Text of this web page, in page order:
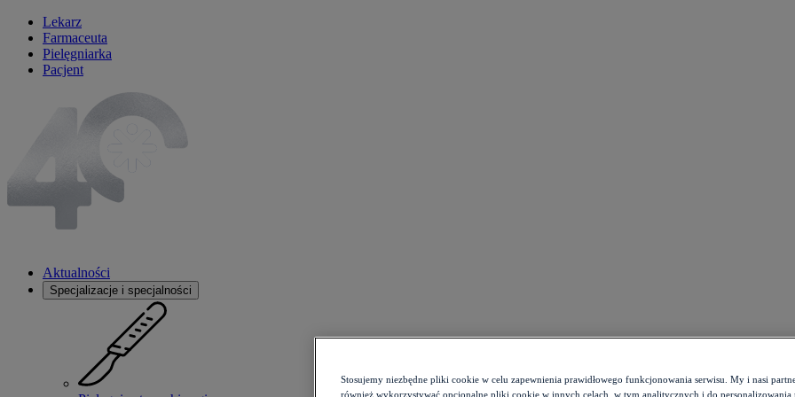
Lekarz
Farmaceuta
Pielęgniarka
Pacjent
Aktualności
Specjalizacje i specjalności
Stosujemy niezbędne pliki cookie w celu zapewnienia prawidłowego funkcjonowania serwisu. My i nasi
również wykorzystywać opcjonalne pliki cookie w innych celach, w tym analitycznych i do personalizowania